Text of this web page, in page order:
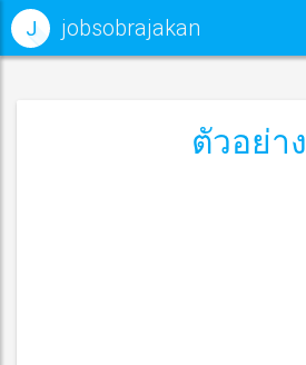
J jobsobrajakan
ตัวอย่าง